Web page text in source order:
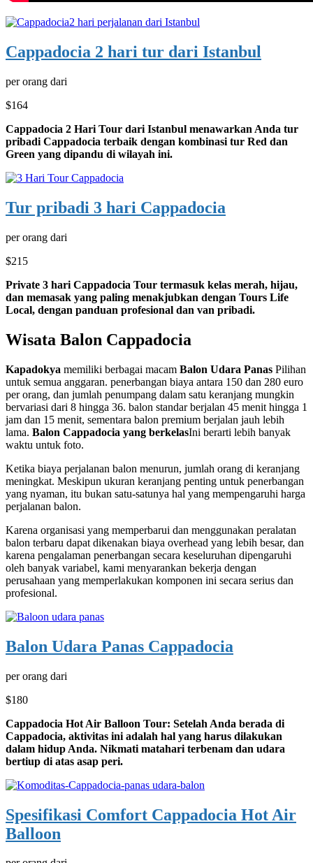
Cappadocia 2 hari tur dari Istanbul
per orang dari
$164
Cappadocia 2 Hari Tour dari Istanbul menawarkan Anda tur
pribadi Cappadocia terbaik dengan kombinasi tur Red dan
Green yang dipandu di wilayah ini.
Tur pribadi 3 hari Cappadocia
per orang dari
$215
Private 3 hari Cappadocia Tour termasuk kelas merah, hijau,
dan memasak yang paling menakjubkan dengan Tours Life
Local, dengan panduan profesional dan van pribadi.
Wisata Balon Cappadocia
Kapadokya memiliki berbagai macam Balon Udara Panas Pilihan
untuk semua anggaran. penerbangan biaya antara 150 dan 280 euro
per orang, dan jumlah penumpang dalam satu keranjang mungkin
bervariasi dari 8 hingga 36. balon standar berjalan 45 menit hingga 1
jam dan 15 menit, sementara balon premium berjalan jauh lebih
lama. Balon Cappadocia yang berkelasIni berarti lebih banyak
waktu untuk foto.
Ketika biaya perjalanan balon menurun, jumlah orang di keranjang
meningkat. Meskipun ukuran keranjang penting untuk penerbangan
yang nyaman, itu bukan satu-satunya hal yang mempengaruhi harga
perjalanan balon.
Karena organisasi yang memperbarui dan menggunakan peralatan
balon terbaru dapat dikenakan biaya overhead yang lebih besar, dan
karena pengalaman penerbangan secara keseluruhan dipengaruhi
oleh banyak variabel, kami menyarankan bekerja dengan
perusahaan yang memperlakukan komponen ini secara serius dan
profesional.
Balon Udara Panas Cappadocia
per orang dari
$180
Cappadocia Hot Air Balloon Tour: Setelah Anda berada di
Cappadocia, aktivitas ini adalah hal yang harus dilakukan
dalam hidup Anda. Nikmati matahari terbenam dan udara
bertiup di atas asap peri.
Spesifikasi Comfort Cappadocia Hot Air
Balloon